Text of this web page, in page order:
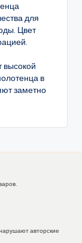
для
Цвет
высокой
в
заметно
авторские